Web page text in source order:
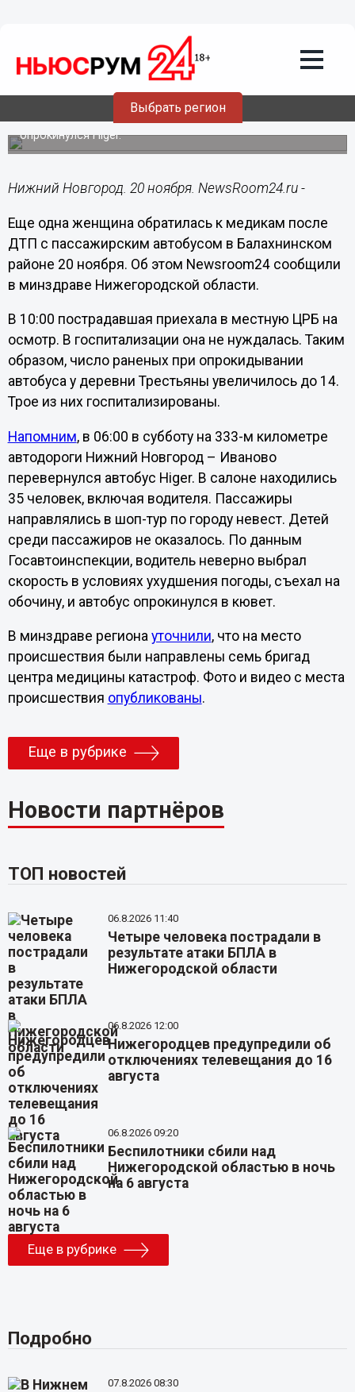
Выбрать регион
Число пострадавших в ДТП с
автобусом в Нижегородской области
увеличилось до 14
Утром 20 ноября по пути в Иваново у деревни Трестьяны
опрокинулся Higer.
Нижний Новгород. 20 ноября. NewsRoom24.ru -
Еще одна женщина обратилась к медикам после
ДТП с пассажирским автобусом в Балахнинском
районе 20 ноября. Об этом Newsroom24 сообщили
в минздраве Нижегородской области.
В 10:00 пострадавшая приехала в местную ЦРБ на
осмотр. В госпитализации она не нуждалась. Таким
образом, число раненых при опрокидывании
автобуса у деревни Трестьяны увеличилось до 14.
Трое из них госпитализированы.
Напомним, в 06:00 в субботу на 333-м километре
автодороги Нижний Новгород – Иваново
перевернулся автобус Higer. В салоне находились
35 человек, включая водителя. Пассажиры
направлялись в шоп-тур по городу невест. Детей
среди пассажиров не оказалось. По данным
Госавтоинспекции, водитель неверно выбрал
скорость в условиях ухудшения погоды, съехал на
обочину, и автобус опрокинулся в кювет.
В минздраве региона уточнили, что на место
происшествия были направлены семь бригад
центра медицины катастроф. Фото и видео с места
происшествия опубликованы.
Еще в рубрике
Новости партнёров
ТОП новостей
06.8.2026 11:40
Четыре человека пострадали в
результате атаки БПЛА в
Нижегородской области
06.8.2026 12:00
Нижегородцев предупредили об
отключениях телевещания до 16
августа
06.8.2026 09:20
Беспилотники сбили над
Нижегородской областью в ночь
на 6 августа
Еще в рубрике
Подробно
07.8.2026 08:30